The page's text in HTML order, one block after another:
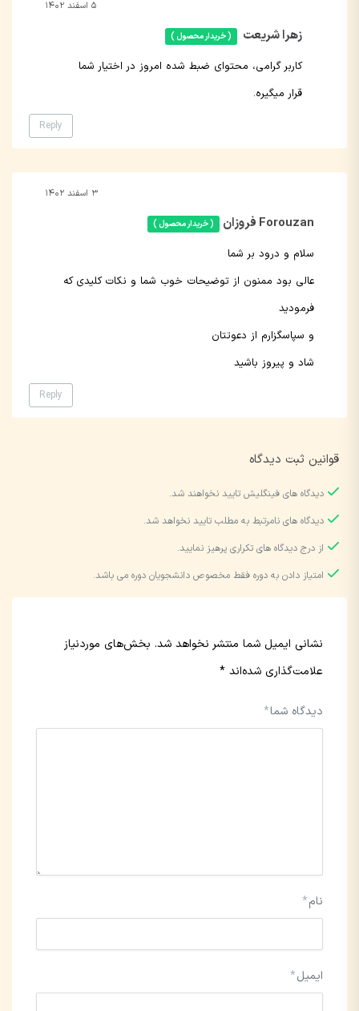
زهرا شریعت ( خریدار محصول )
۵ اسفند ۱۴۰۲
Reply
کاربر گرامی، محتوای ضبط شده امروز در اختیار شما
قرار میگیره.
Forouzan فروزان ( خریدار محصول )
۳ اسفند ۱۴۰۲
Reply
سلام و درود بر شما
عالی بود ممنون از توضیحات خوب شما و نکات کلیدی که
فرمودید
و سپاسگزارم از دعوتتان
شاد و پیروز باشید
قوانین ثبت دیدگاه
دیدگاه های فینگلیش تایید نخواهند شد.
دیدگاه های نامرتبط به مطلب تایید نخواهد شد.
از درج دیدگاه های تکراری پرهیز نمایید.
امتیاز دادن به دوره فقط مخصوص دانشجویان دوره می باشد.
نشانی ایمیل شما منتشر نخواهد شد. بخش‌های موردنیاز
علامت‌گذاری شده‌اند *
دیدگاه شما*
نام*
ایمیل*